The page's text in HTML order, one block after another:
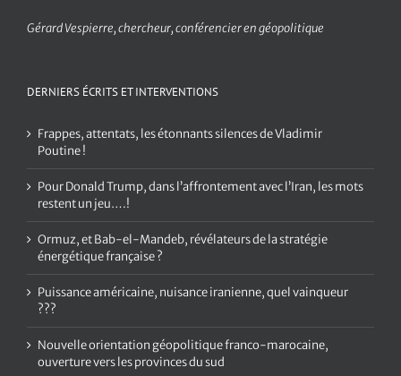
Gérard Vespierre, chercheur, conférencier en géopolitique
DERNIERS ÉCRITS ET INTERVENTIONS
Frappes, attentats, les étonnants silences de Vladimir
Poutine !
Pour Donald Trump, dans l’affrontement avec l’Iran, les mots
restent un jeu….!
Ormuz, et Bab-el-Mandeb, révélateurs de la stratégie
énergétique française ?
Puissance américaine, nuisance iranienne, quel vainqueur
???
Nouvelle orientation géopolitique franco-marocaine,
ouverture vers les provinces du sud